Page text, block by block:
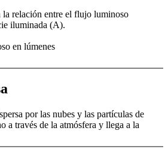
relación entre el flujo luminoso
iluminada (A).
en lúmenes
por las nubes y las partículas de
a través de la atmósfera y llega a la